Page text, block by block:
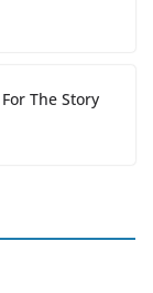
The Story